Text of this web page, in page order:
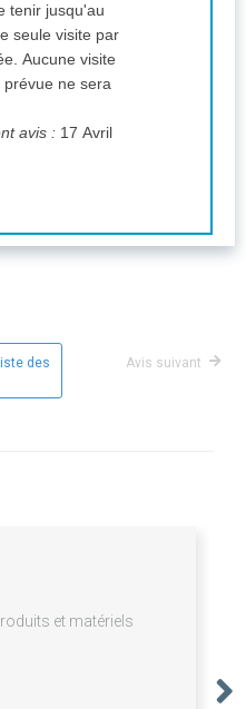
tenir jusqu'au
Aucune visite
ne sera
avis : 17 Avril
des
Avis suivant
et matériels